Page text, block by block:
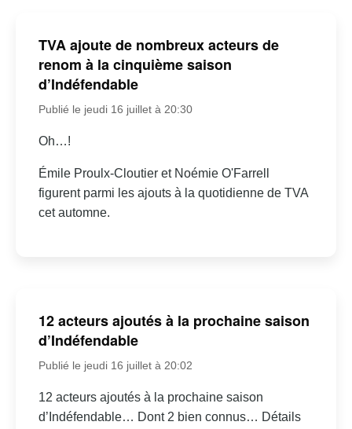
TVA ajoute de nombreux acteurs de
renom à la cinquième saison
d’Indéfendable
Publié le jeudi 16 juillet à 20:30
Oh…!
Émile Proulx-Cloutier et Noémie O'Farrell
figurent parmi les ajouts à la quotidienne de TVA
cet automne.
12 acteurs ajoutés à la prochaine saison
d’Indéfendable
Publié le jeudi 16 juillet à 20:02
12 acteurs ajoutés à la prochaine saison
d’Indéfendable… Dont 2 bien connus… Détails